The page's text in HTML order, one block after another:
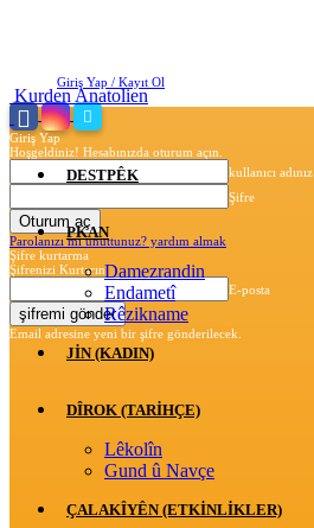
Giriş Yap / Kayıt Ol
Giriş Yap
Hoşgeldiniz! Hesabınızda oturum açın.
kullanıcı adınız
Şifre
Parolanızı mı unuttunuz? yardım almak
Şifre kurtarma
Şifrenizi Kurtarın
E-posta
Email adresine yeni bir şifre gönderilecek.
Kurden Anatolien
DESTPÊK
PKAN
Damezrandin
Endametî
Rêzikname
JİN (KADIN)
DÎROK (TARİHÇE)
Lêkolîn
Gund û Navçe
ÇALAKÎYÊN (ETKINLIKLER)